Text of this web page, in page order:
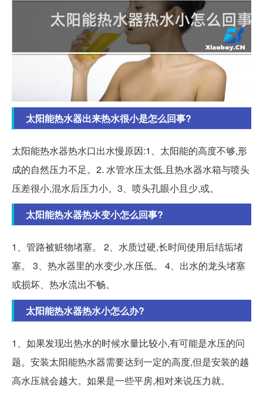
太阳能热水器出来热水很小是怎么回事?
太阳能热水器热水口出水慢原因:1、太阳能的高度不够,形
成的自然压力不足。2. 水管水压太低,且热水器水箱与喷头
压差很小,混水后压力小。3、喷头孔眼小且少,或。
太阳能热水器热水变小怎么回事?
1、管路被赃物堵塞。 2、水质过硬,长时间使用后结垢堵
塞。 3、热水器里的水变少,水压低。 4、出水的龙头堵塞
或损坏、热水流出不畅。
太阳能热水器热水小怎么办?
1、如果发现出热水的时候水量比较小,有可能是水压的问
题。安装太阳能热水器需要达到一定的高度,但是安装的越
高水压就会越大。如果是一些平房,相对来说压力就。